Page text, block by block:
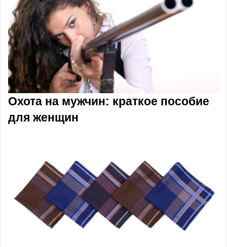
Охота на мужчин: краткое пособие
для женщин